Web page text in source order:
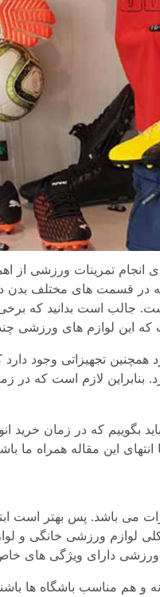
تمرینات ورزشی از
در قسمت های مختلف بدن
جالب است بدانید که
که این لوازم های ورزشی
همچنین تجهیزاتی وجود
لازم است که در
بگوییم که در زمان خرید
این مقاله همراه ما
می باشد. پس بهتر است
باید اشاره کنیم که لوازم ورزشی به ۲ دسته
ورزشی دارای ویژگی های
و هم مناسب باشگاه ها